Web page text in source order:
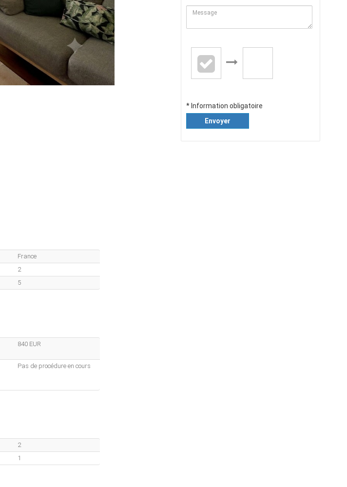
France
2
5
840 EUR
Pas de procédure en cours
2
1
* Information obligatoire
Envoyer